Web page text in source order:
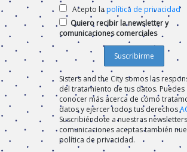
Acepto lapolítica de privacidad
Quiero recibir la newsletter y
comunicaciones comerciales
Sisters and the City somos las
del tratamiento de tus datos. Puedes
conocer más acerca de cómo
datos y ejercer todos tus derechos
Suscribiéndote a nuestras
comunicaciones aceptas también
política de privacidad.